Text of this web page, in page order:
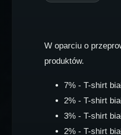
W oparciu o
produktów.
7% - T-shirt
2% - T-shirt
3% - T-shirt
2% - T-shirt